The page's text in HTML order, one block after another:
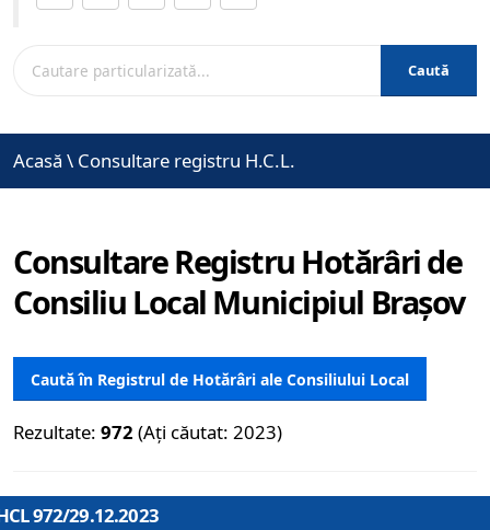
Caută
Acasă \ Consultare registru H.C.L.
Consultare Registru Hotărâri de
Consiliu Local Municipiul Brașov
Caută în Registrul de Hotărâri ale Consiliului Local
Rezultate: 972 (Ați căutat: 2023)
972/29.12.2023